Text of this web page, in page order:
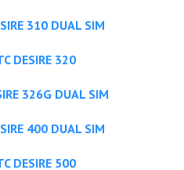
310 DUAL SIM
DESIRE 320
326G DUAL SIM
400 DUAL SIM
DESIRE 500